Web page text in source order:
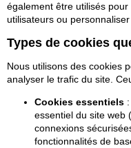
également être utilisés
utilisateurs ou
Types de cookies
Nous utilisons des cookies
analyser le trafic du site.
Cookies essentiels
essentiel du site web
connexions
fonctionnalités de